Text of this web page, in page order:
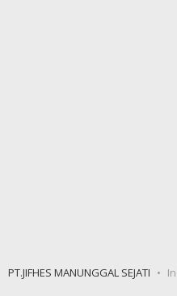
PT.JIFHES MANUNGGAL SEJATI